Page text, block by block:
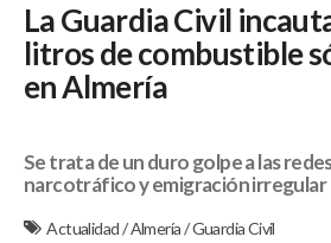
La Guardia Civil
litros de combustible
en Almería
Se trata de un duro golpe a las
narcotráfico y emigración irregular
Actualidad/Almería/Guardia Civil